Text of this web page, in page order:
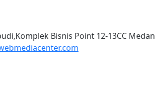
Bisnis Point 12-13CC Medan